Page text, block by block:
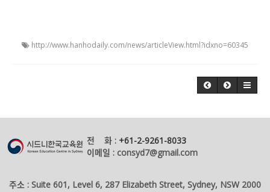
http://www.hanhodaily.com/news/articleView.html?idxno=60345
전 화 : +61-2-9261-8033
이메일 : consyd7@gmail.com
주소 : Suite 601, Level 6, 287 Elizabeth Street, Sydney, NSW 2000